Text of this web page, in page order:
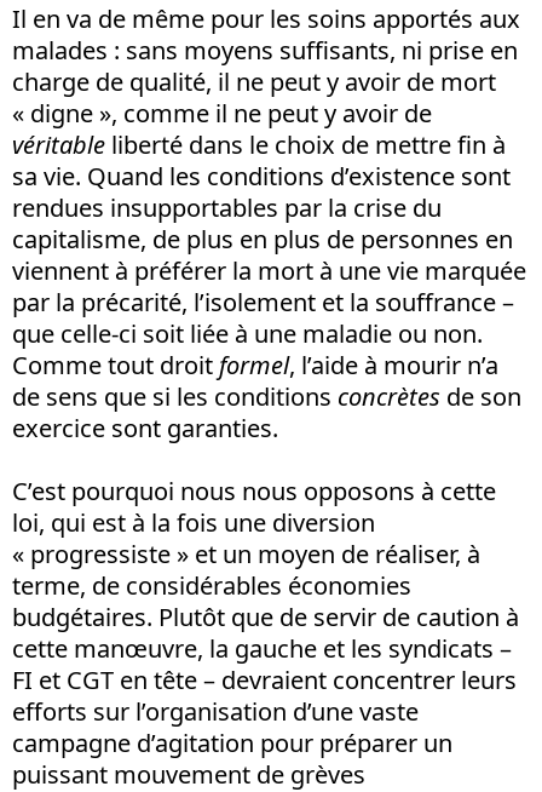
Il en va de même pour les soins apportés aux
malades : sans moyens suffisants, ni prise en
charge de qualité, il ne peut y avoir de mort
« digne », comme il ne peut y avoir de
véritable liberté dans le choix de mettre fin à
sa vie. Quand les conditions d’existence sont
rendues insupportables par la crise du
capitalisme, de plus en plus de personnes en
viennent à préférer la mort à une vie marquée
par la précarité, l’isolement et la souffrance –
que celle-ci soit liée à une maladie ou non.
Comme tout droit formel, l’aide à mourir n’a
de sens que si les conditions concrètes de son
exercice sont garanties.
C’est pourquoi nous nous opposons à cette
loi, qui est à la fois une diversion
« progressiste » et un moyen de réaliser, à
terme, de considérables économies
budgétaires. Plutôt que de servir de caution à
cette manœuvre, la gauche et les syndicats –
FI et CGT en tête – devraient concentrer leurs
efforts sur l’organisation d’une vaste
campagne d’agitation pour préparer un
puissant mouvement de grèves